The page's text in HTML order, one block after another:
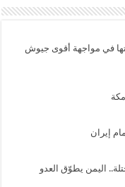
في مواجهة أقوى جيوش
إيران
اليمن يطوّق العدو